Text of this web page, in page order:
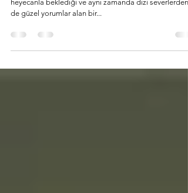
The Last Of Us Üzerine
Selam sevgili okur umarım iyisindir. Oyun severlerin
heyecanla beklediği ve aynı zamanda dizi severlerden